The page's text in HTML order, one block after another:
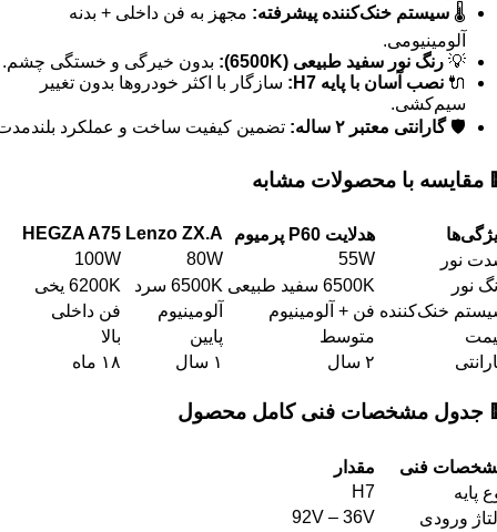
🌡️ سیستم خنک‌کننده پیشرفته: مجهز به فن داخلی + بدنه
آلومینیومی.
💡 رنگ نور سفید طبیعی (6500K):
بدون خیرگی و خستگی چشم.
🔌 نصب آسان با پایه
سازگار با اکثر خودروها بدون تغییر
سیم‌کشی.
🛡️گارانتی معتبر ۲ ساله: تضمین کیفیت ساخت و عملکرد
مقایسه با محصولات مشابه
هدلایت پرمیوم Lenzo ZX.A
HEGZA A75
نور
55W
80W
100W
نور
6500K سفید طبیعی 6500K سرد
6200K یخی
خنک‌کننده فن + آلومینیوم آلومینیوم
فن داخلی
متوسط پایین
بالا
۲ سال ۱ سال ۱۸ ماه
جدول مشخصات فنی کامل محصول
فنی
مقدار
پایه
H7
ورودی
92V – 36V